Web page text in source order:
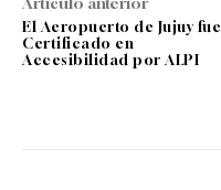
El Aeropuerto de Jujuy fue
Certificado en
Accesibilidad por ALPI